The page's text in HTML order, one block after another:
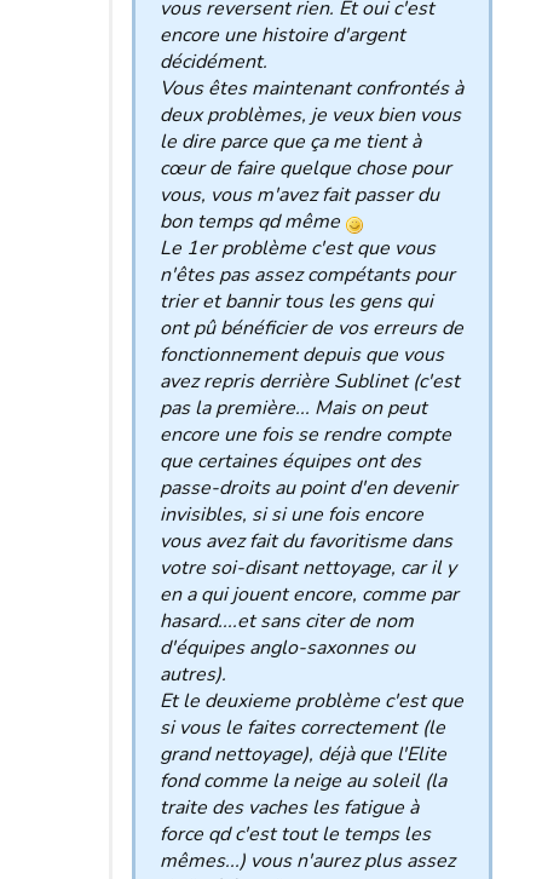
vous reversent rien. Et oui c'est
encore une histoire d'argent
décidément.
Vous êtes maintenant confrontés à
deux problèmes, je veux bien vous
le dire parce que ça me tient à
cœur de faire quelque chose pour
vous, vous m'avez fait passer du
bon temps qd même
Le 1er problème c'est que vous
n'êtes pas assez compétants pour
trier et bannir tous les gens qui
ont pû bénéficier de vos erreurs de
fonctionnement depuis que vous
avez repris derrière Sublinet (c'est
pas la première... Mais on peut
encore une fois se rendre compte
que certaines équipes ont des
passe-droits au point d'en devenir
invisibles, si si une fois encore
vous avez fait du favoritisme dans
votre soi-disant nettoyage, car il y
en a qui jouent encore, comme par
hasard....et sans citer de nom
d'équipes anglo-saxonnes ou
autres).
Et le deuxieme problème c'est que
si vous le faites correctement (le
grand nettoyage), déjà que l'Elite
fond comme la neige au soleil (la
traite des vaches les fatigue à
force qd c'est tout le temps les
mêmes...) vous n'aurez plus assez